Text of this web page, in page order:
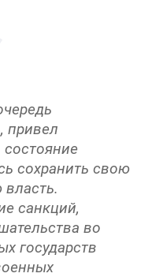
привел
сохранить свою
санкций,
во
государств